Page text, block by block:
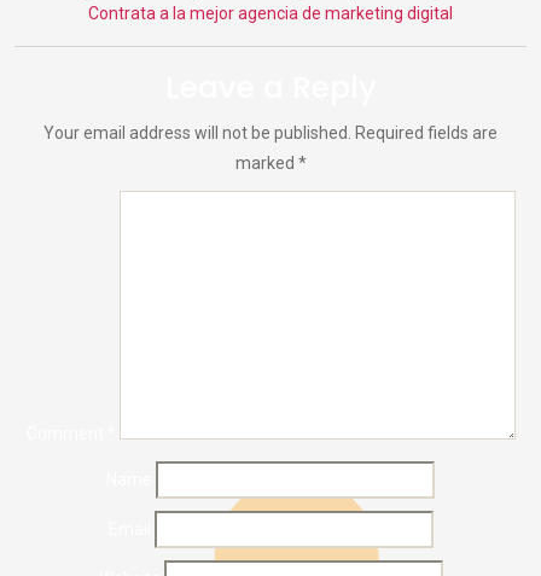
Contrata a la mejor agencia de marketing digital
Your email address will not be published. Required fields are
marked *